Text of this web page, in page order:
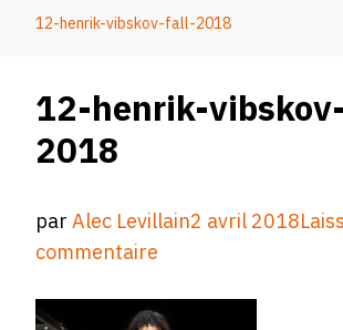
12-henrik-vibskov-fall-2018
12-henrik-
2018
parAlec Levillain2 avril 2018
commentaire
henrik-